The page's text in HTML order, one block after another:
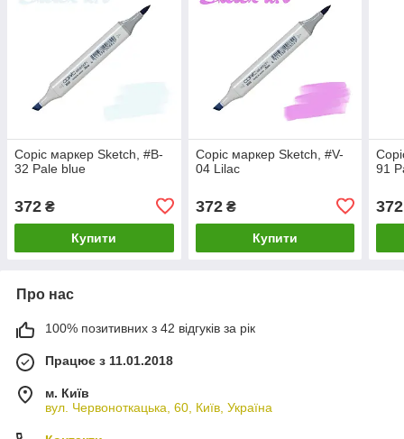
Copic маркер Sketch, #B-
32 Pale blue
372 ₴
Купити
Copic маркер Sketch, #V-
04 Lilac
372₴
Купити
91
372
Про нас
100% позитивних з 42 відгуків за рік
Працює з 11.01.2018
м. Київ
вул. Червоноткацька, 60, Київ, Україна